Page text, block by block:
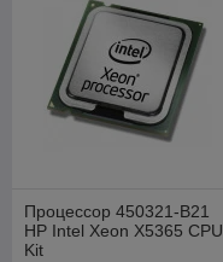
Процессор 450321-B21
HP Intel Xeon X5365 CPU
Kit